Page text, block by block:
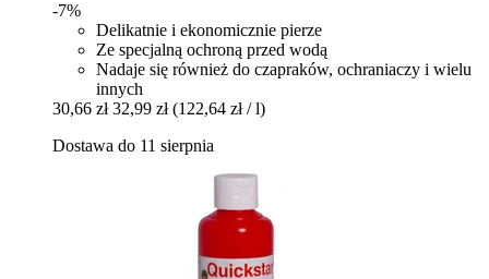
-7%
Delikatnie i ekonomicznie pierze
Ze specjalną ochroną przed wodą
Nadaje się również do czapraków, ochraniaczy i wielu
innych
30,66 zł 32,99 zł (122,64 zł / l)
Dostawa do 11 sierpnia